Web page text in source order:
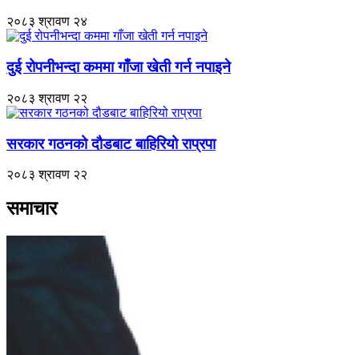
२०८३ श्रावण २४
दुई रोपनीभन्दा कममा गाँजा खेती गर्न नपाइने
२०८३ श्रावण २२
सरकार गठनको दौडबाट बाहिरियो राप्रपा
२०८३ श्रावण २२
समाचार